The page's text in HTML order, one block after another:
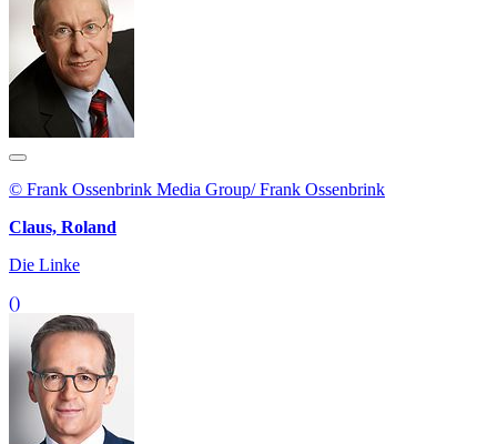
© Frank Ossenbrink Media Group/ Frank Ossenbrink
Claus, Roland
Die Linke
()